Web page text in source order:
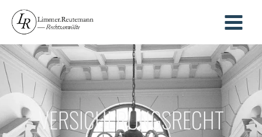
Inhalt
VERSICHERUNGSRECHT